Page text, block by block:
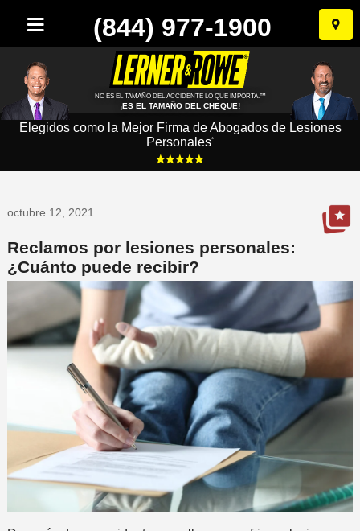
Ir
al
(844) 977-1900
NO ES EL TAMAÑO DEL ACCIDENTE LO QUE IMPORTA.™
¡ES EL TAMAÑO DEL CHEQUE!
Elegidos como la Mejor Firma de Abogados de Lesiones
Personales*
octubre 12, 2021
Reclamos por lesiones personales:
¿Cuánto puede recibir?